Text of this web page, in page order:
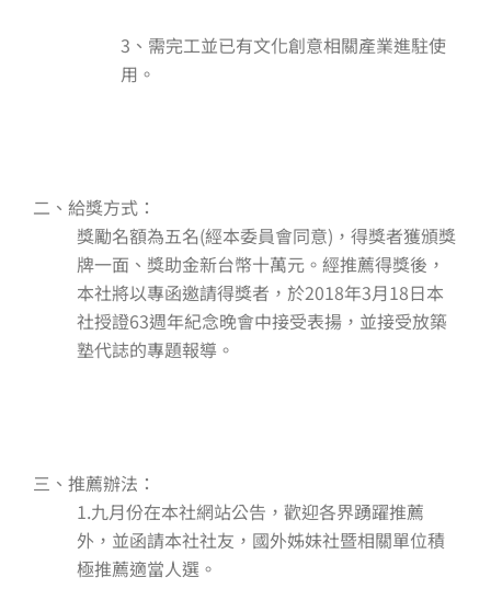
3、需完工並已有文化創意相關產業進駐使
用。
二、給獎方式：
獎勵名額為五名(經本委員會同意)，得獎者獲頒獎
牌一面、獎助金新台幣十萬元。經推薦得獎後，
本社將以專函邀請得獎者，於2018年3月18日本
社授證63週年紀念晚會中接受表揚，並接受放築
塾代誌的專題報導 。
三、推薦辦法：
1.九月份在本社網站公告，歡迎各界踴躍推薦
外，並函請本社社友，國外姊妹社暨相關單位積
極推薦適當人選。